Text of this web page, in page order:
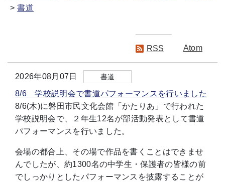
書道
RSS Atom
2026年08月07日 書道
8/6 学校説明会で書道パフォーマンスを行いました
8/6(木)に磐田市民文化会館「かたりあ」で行われた
学校説明会で、２年生12名が部活動発表として書道
パフォーマンスを行いました。
会場の都合上、その場で作品を書くことはできませ
んでしたが、約1300名の中学生・保護者の皆様の前
でしっかりとしたパフォーマンスを披露することが